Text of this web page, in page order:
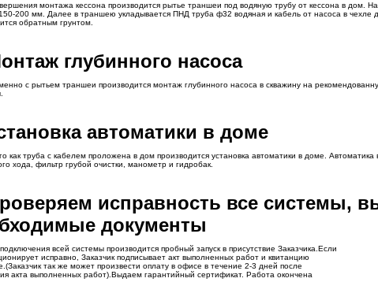
монтажа кессона производится рытье траншеи под водяную трубу от кессона в дом.
200 мм. Далее в траншею укладывается ПНД труба ф32 водяная и кабель от насоса в чехле
обратным грунтом.
глубинного насоса
с рытьем траншеи производится монтаж глубинного насоса в скважину на
автоматики в доме
как труба с кабелем проложена в дом производится установка автоматики в доме. Автоматика
хода, фильтр грубой очистки, манометр и гидробак.
исправность все системы,
документы
всей системы производится пробный запуск в присутствие Заказчика.Если
исправно, Заказчик подписывает акт выполненных работ и квитанцию
так же может произвести оплату в офисе в течение 2-3 дней после
акта выполненных работ).Выдаем гарантийный сертификат. Работа окончена